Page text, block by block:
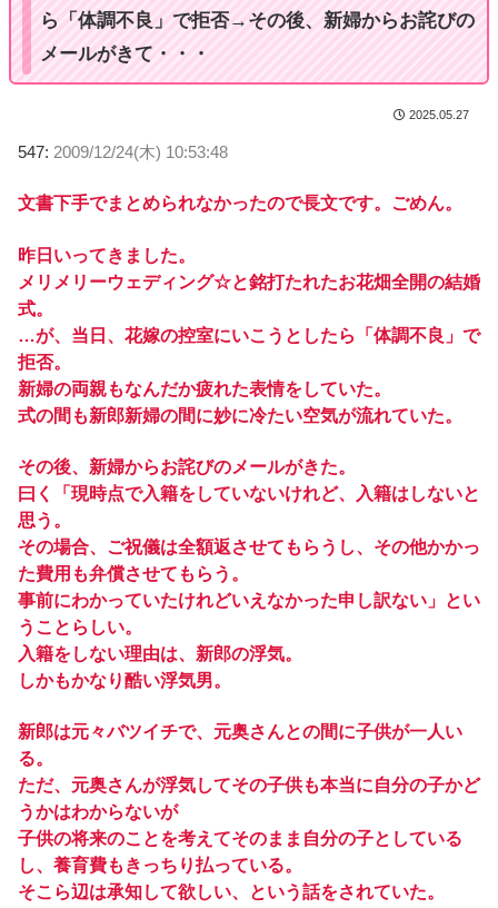
ら「体調不良」で拒否→その後、新婦からお詫びの
メールがきて・・・
2025.05.27
547: 2009/12/24(木) 10:53:48
文書下手でまとめられなかったので長文です。ごめん。
昨日いってきました。
メリメリーウェディング☆と銘打たれたお花畑全開の結婚
式。
…が、当日、花嫁の控室にいこうとしたら「体調不良」で
拒否。
新婦の両親もなんだか疲れた表情をしていた。
式の間も新郎新婦の間に妙に冷たい空気が流れていた。
その後、新婦からお詫びのメールがきた。
曰く「現時点で入籍をしていないけれど、入籍はしないと
思う。
その場合、ご祝儀は全額返させてもらうし、その他かかっ
た費用も弁償させてもらう。
事前にわかっていたけれどいえなかった申し訳ない」とい
うことらしい。
入籍をしない理由は、新郎の浮気。
しかもかなり酷い浮気男。
新郎は元々バツイチで、元奥さんとの間に子供が一人い
る。
ただ、元奥さんが浮気してその子供も本当に自分の子かど
うかはわからないが
子供の将来のことを考えてそのまま自分の子としている
し、養育費もきっちり払っている。
そこら辺は承知して欲しい、という話をされていた。